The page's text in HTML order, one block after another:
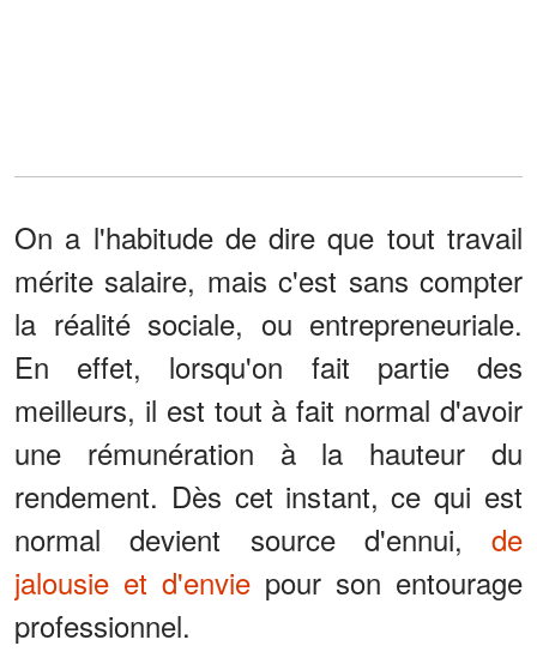
On a l'habitude de dire que tout travail
mérite salaire, mais c'est sans compter
la réalité sociale, ou entrepreneuriale.
En effet, lorsqu'on fait partie des
meilleurs, il est tout à fait normal d'avoir
une rémunération à la hauteur du
rendement. Dès cet instant, ce qui est
normal devient source d'ennui, de
jalousie et d'envie pour son entourage
professionnel.